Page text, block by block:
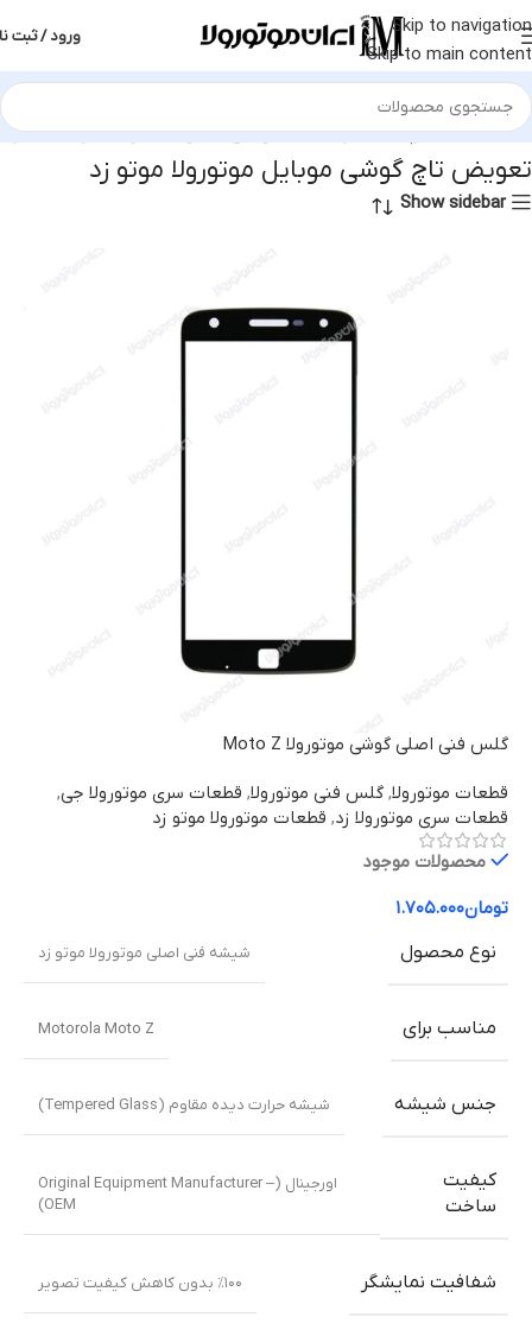
Skip to navigation
Skip to main content
ورود / ثبت
محصولات برچسب خورده “تعویض تاچ گوشی موبایل موتورولا موتو زد”
تعویض تاچ گوشی موبایل موتورولا موتو زد
Show sidebar
گلس فنی اصلی گوشی موتورولا Moto Z
قطعات موتورولا, گلس فنی موتورولا, قطعات سری موتورولا جی,
قطعات سری موتورولا زد, قطعات موتورولا موتو زد
محصولات موجود
تومان۱.۷۰۵.۰۰۰
نوع محصول
شیشه فنی اصلی موتورولا موتو زد
مناسب برای Motorola Moto Z
جنس شیشه شیشه حرارت دیده مقاوم (Tempered Glass)
کیفیت
ساخت
اورجینال (Original Equipment Manufacturer –
OEM)
شفافیت نمایشگر ٪۱۰۰ بدون کاهش کیفیت تصویر